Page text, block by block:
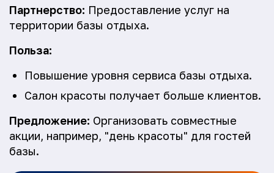
Партнерство: Предоставление услуг на
территории базы отдыха.
Польза:
Повышение уровня сервиса базы отдыха.
Салон красоты получает больше клиентов.
Предложение: Организовать совместные
акции, например, "день красоты" для гостей
базы.